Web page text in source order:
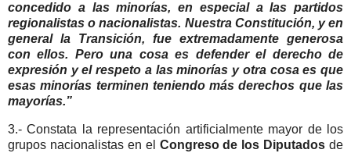
concedido a las minorías, en especial a las partidos
regionalistas o nacionalistas. Nuestra Constitución, y en
general la Transición, fue extremadamente generosa
con ellos. Pero una cosa es defender el derecho de
expresión y el respeto a las minorías y otra cosa es que
esas minorías terminen teniendo más derechos que las
mayorías.”
3.- Constata la representación artificialmente mayor de los
grupos nacionalistas en el Congreso de los Diputados de